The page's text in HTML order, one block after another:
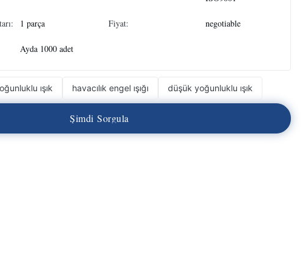
1 parça Fiyat: negotiable
Ayda 1000 adet
ışık havacılık engel ışığı düşük yoğunluklu ışık
Şimdi Sorgula